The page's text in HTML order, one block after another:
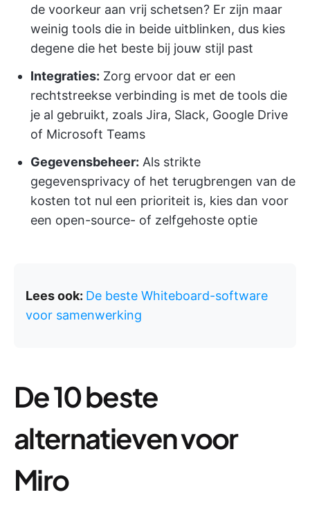
de voorkeur aan vrij schetsen? Er zijn maar
weinig tools die in beide uitblinken, dus kies
degene die het beste bij jouw stijl past
Integraties: Zorg ervoor dat er een
rechtstreekse verbinding is met de tools die
je al gebruikt, zoals Jira, Slack, Google Drive
of Microsoft Teams
Gegevensbeheer: Als strikte
gegevensprivacy of het terugbrengen van de
kosten tot nul een prioriteit is, kies dan voor
een open-source- of zelfgehoste optie
Lees ook: De beste Whiteboard-software
voor samenwerking
De 10 beste
alternatieven voor
Miro